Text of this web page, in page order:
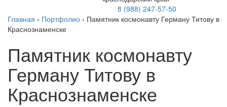
8 (988) 247-57-50
Главная › Портфолио › Памятник космонавту Герману Титову в
Краснознаменске
Памятник космонавту
Герману Титову в
Краснознаменске